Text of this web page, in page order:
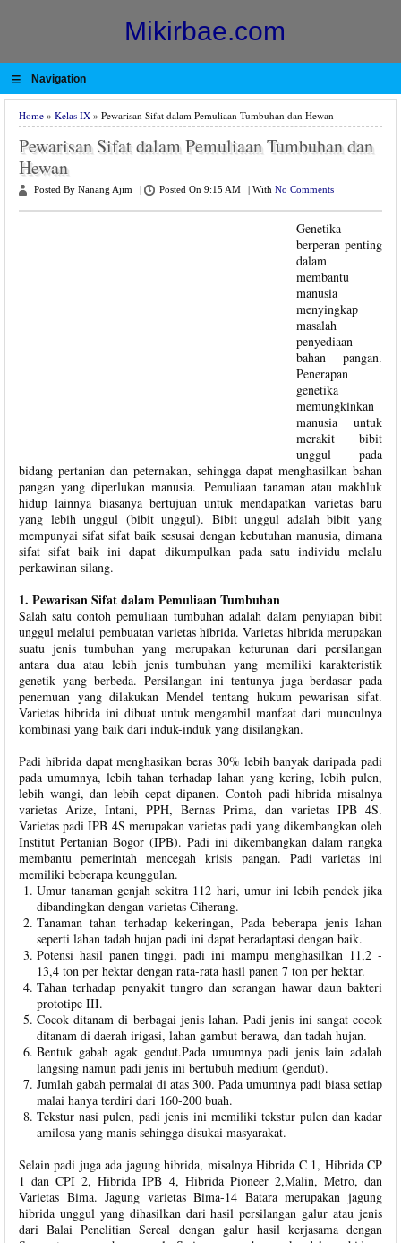
Mikirbae.com
≡ Navigation
Home » Kelas IX » Pewarisan Sifat dalam Pemuliaan Tumbuhan dan Hewan
Pewarisan Sifat dalam Pemuliaan Tumbuhan dan
Hewan
Posted By Nanang Ajim Posted On 9:15 AM With No Comments
Genetika
berperan penting
dalam
membantu
manusia
menyingkap
masalah
penyediaan
bahan pangan.
Penerapan
genetika
memungkinkan
manusia untuk
merakit bibit
unggul pada
bidang pertanian dan peternakan, sehingga dapat menghasilkan bahan
pangan yang diperlukan manusia. Pemuliaan tanaman atau makhluk
hidup lainnya biasanya bertujuan untuk mendapatkan varietas baru
yang lebih unggul (bibit unggul). Bibit unggul adalah bibit yang
mempunyai sifat sifat baik sesusai dengan kebutuhan manusia, dimana
sifat sifat baik ini dapat dikumpulkan pada satu individu melalu
perkawinan silang.
1. Pewarisan Sifat dalam Pemuliaan Tumbuhan
Salah satu contoh pemuliaan tumbuhan adalah dalam penyiapan bibit
unggul melalui pembuatan varietas hibrida. Varietas hibrida merupakan
suatu jenis tumbuhan yang merupakan keturunan dari persilangan
antara dua atau lebih jenis tumbuhan yang memiliki karakteristik
genetik yang berbeda. Persilangan ini tentunya juga berdasar pada
penemuan yang dilakukan Mendel tentang hukum pewarisan sifat.
Varietas hibrida ini dibuat untuk mengambil manfaat dari munculnya
kombinasi yang baik dari induk-induk yang disilangkan.
Padi hibrida dapat menghasikan beras 30% lebih banyak daripada padi
pada umumnya, lebih tahan terhadap lahan yang kering, lebih pulen,
lebih wangi, dan lebih cepat dipanen. Contoh padi hibrida misalnya
varietas Arize, Intani, PPH, Bernas Prima, dan varietas IPB 4S.
Varietas padi IPB 4S merupakan varietas padi yang dikembangkan oleh
Institut Pertanian Bogor (IPB). Padi ini dikembangkan dalam rangka
membantu pemerintah mencegah krisis pangan. Padi varietas ini
memiliki beberapa keunggulan.
Umur tanaman genjah sekitra 112 hari, umur ini lebih pendek jika
dibandingkan dengan varietas Ciherang.
Tanaman tahan terhadap kekeringan, Pada beberapa jenis lahan
seperti lahan tadah hujan padi ini dapat beradaptasi dengan baik.
Potensi hasil panen tinggi, padi ini mampu menghasilkan 11,2 -
13,4 ton per hektar dengan rata-rata hasil panen 7 ton per hektar.
Tahan terhadap penyakit tungro dan serangan hawar daun bakteri
prototipe III.
Cocok ditanam di berbagai jenis lahan. Padi jenis ini sangat cocok
ditanam di daerah irigasi, lahan gambut berawa, dan tadah hujan.
Bentuk gabah agak gendut.Pada umumnya padi jenis lain adalah
langsing namun padi jenis ini bertubuh medium (gendut).
Jumlah gabah permalai di atas 300. Pada umumnya padi biasa setiap
malai hanya terdiri dari 160-200 buah.
Tekstur nasi pulen, padi jenis ini memiliki tekstur pulen dan kadar
amilosa yang manis sehingga disukai masyarakat.
Selain padi juga ada jagung hibrida, misalnya Hibrida C 1, Hibrida CP
1 dan CPI 2, Hibrida IPB 4, Hibrida Pioneer 2,Malin, Metro, dan
Varietas Bima. Jagung varietas Bima-14 Batara merupakan jagung
hibrida unggul yang dihasilkan dari hasil persilangan galur atau jenis
dari Balai Penelitian Sereal dengan galur hasil kerjasama dengan